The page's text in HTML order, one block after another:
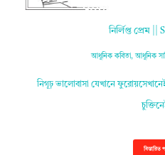
নির্লিপ্ত প্রেম
আধুনিক কবিতা,আধুনিক
নিগূঢ় ভালোবাসা যেখানে
বিস্তারিত